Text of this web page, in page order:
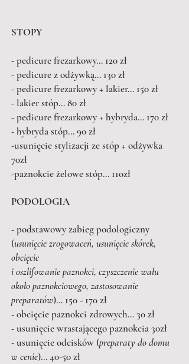
STOPY
- pedicure frezarkowy... 120 zł
- pedicure z odżywką... 130 zł
- pedicure frezarkowy + lakier... 150 zł
- lakier stóp... 80 zł
- pedicure frezarkowy + hybryda... 170 zł
- hybryda stóp... 90 zł
-usunięcie stylizacji ze stóp + odżywka
70zł
-paznokcie żelowe stóp... 110zł
PODOLOGIA
- podstawowy zabieg podologiczny
(usunięcie zrogowaceń, usunięcie skórek,
obcięcie
i oszlifowanie paznokci, czyszczenie wału
około paznokciowego, zastosowanie
preparatów)... 150 - 170 zł
- obcięcie paznokci zdrowych... 30 zł
- usunięcie wrastającego paznokcia 30zł
- usunięcie odcisków (preparaty do domu
w cenie)... 40-50 zł